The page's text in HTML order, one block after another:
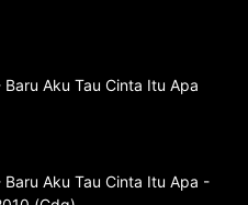
Aku Tau Cinta Itu Apa
Aku Tau Cinta Itu Apa -